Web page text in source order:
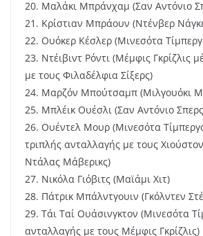
20. Μαλάκι Μπράνχαμ (Σαν Αντόνιο
21. Κρίστιαν Μπράουν (Ντένβερ
22. Ουόκερ Κέσλερ (Μινεσότα
23. Ντέιβιντ Ρόντι (Μέμφις Γκρίζλις
με τους Φιλαδέλφια Σίξερς)
24. Μαρζόν Μπούτσαμπ (Mιλγουόκι
25. Μπλέικ Ουέσλι (Σαν Αντόνιο
26. Ουέντελ Μουρ (Μινεσότα
τριπλής ανταλλαγής με τους
Ντάλας Μάβερικς)
27. Νικόλα Γιόβιτς (Μαϊάμι Χιτ)
28. Πάτρικ Μπάλντγουιν (Γκόλντεν
29. Τάι Ταί Ουάσινγκτον (Μινεσότα
ανταλλαγής με τους Μέμφις Γκρίζλις)